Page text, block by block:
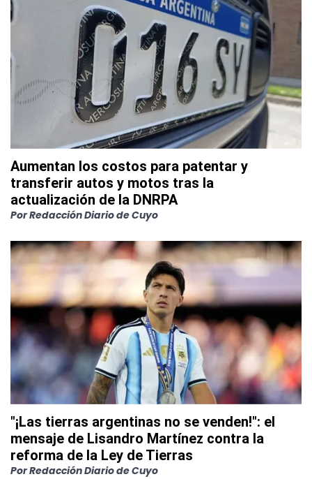
Aumentan los costos para patentar y
transferir autos y motos tras la
actualización de la DNRPA
PorRedacción Diario de Cuyo
"¡Las tierras argentinas no se venden!": el
mensaje de Lisandro Martínez contra la
reforma de la Ley de Tierras
PorRedacción Diario de Cuyo